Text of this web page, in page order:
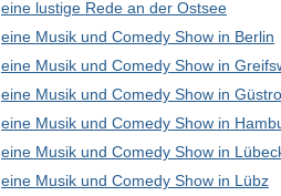
eine lustige Rede an der Ostsee
eine Musik und Comedy Show in Berlin
eine Musik und Comedy Show in
eine Musik und Comedy Show in
eine Musik und Comedy Show in
eine Musik und Comedy Show in
eine Musik und Comedy Show in Lübz